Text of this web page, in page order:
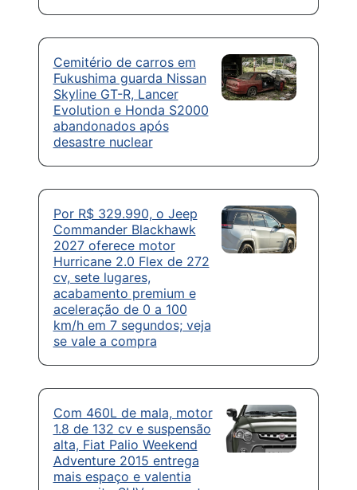
Cemitério de carros em
Fukushima guarda Nissan
Skyline GT-R, Lancer
Evolution e Honda S2000
abandonados após
desastre nuclear
Por R$ 329.990, o Jeep
Commander Blackhawk
2027 oferece motor
Hurricane 2.0 Flex de 272
cv, sete lugares,
acabamento premium e
aceleração de 0 a 100
km/h em 7 segundos; veja
se vale a compra
Com 460L de mala, motor
1.8 de 132 cv e suspensão
alta, Fiat Palio Weekend
Adventure 2015 entrega
mais espaço e valentia